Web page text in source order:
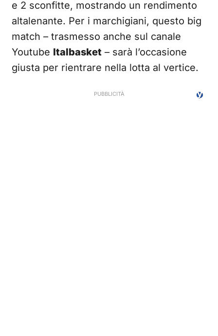
e 2 sconfitte, mostrando un rendimento
altalenante. Per i marchigiani, questo big
match – trasmesso anche sul canale
Youtube Italbasket – sarà l’occasione
giusta per rientrare nella lotta al vertice.